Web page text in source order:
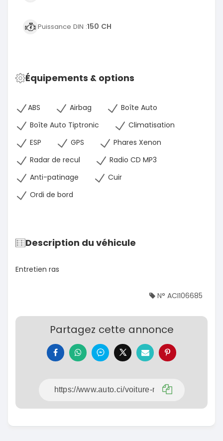
Puissance DIN :150 CH
Équipements & options
ABS Airbag
Boîte Auto
Boîte Auto Tiptronic
Climatisation
ESP
GPS
Phares Xenon
Radar de recul
Radio CD MP3
Anti-patinage
Cuir
Ordi de bord
Description du véhicule
Entretien ras
N° ACI106685
Partagez cette annonce